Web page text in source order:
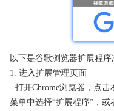
以下是谷歌浏览器扩展程序
1. 进入扩展管理页面
- 打开Chrome浏览器，点
菜单中选择“扩展程序”，或